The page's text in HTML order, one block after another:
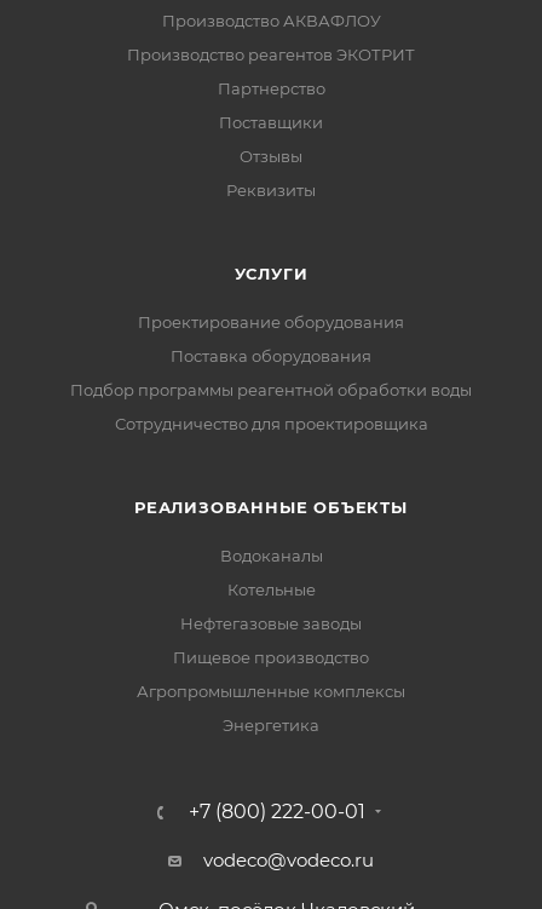
Производство АКВАФЛОУ
Производство реагентов ЭКОТРИТ
Партнерство
Поставщики
Отзывы
Реквизиты
УСЛУГИ
Проектирование оборудования
Поставка оборудования
Подбор программы реагентной обработки воды
Сотрудничество для проектировщика
РЕАЛИЗОВАННЫЕ ОБЪЕКТЫ
Водоканалы
Котельные
Нефтегазовые заводы
Пищевое производство
Агропромышленные комплексы
Энергетика
+7 (800) 222-00-01
vodeco@vodeco.ru